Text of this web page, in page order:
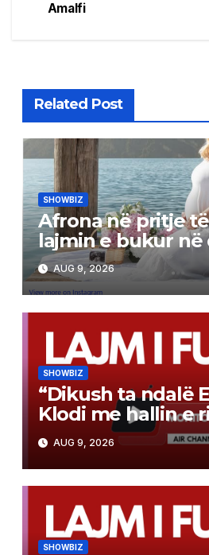
Amalfi
Related Post
SHOWBIZ
Afrona në pritje
lajmin e bukur
AUG 9, 2026
SHOWBIZ
“Dikush ta ndalë
Klodi me hallin e
së bashkëjetesës
AUG 9, 2026
SHOWBIZ